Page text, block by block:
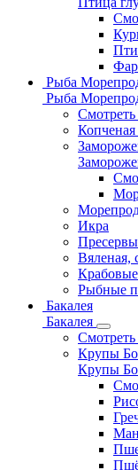
Рыба
Рыба
Смотреть
Икра
Вяленая,
Рыбные
Бакалея
Бакалея
Смотреть
Крупы
Крупы